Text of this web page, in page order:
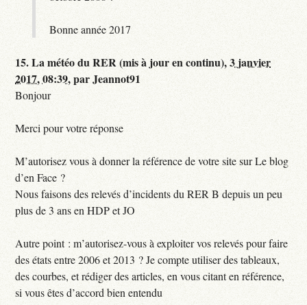
Bonne année 2017
15.La météo du RER (mis à jour en continu),3 janvier
2017, 08:39,parJeannot91
Bonjour
Merci pour votre réponse
M’autorisez vous à donner la référence de votre site sur Le blog
d’en Face ?
Nous faisons des relevés d’incidents du RER B depuis un peu
plus de 3 ans en HDP et JO
Autre point : m’autorisez-vous à exploiter vos relevés pour faire
des états entre 2006 et 2013 ? Je compte utiliser des tableaux,
des courbes, et rédiger des articles, en vous citant en référence,
si vous êtes d’accord bien entendu